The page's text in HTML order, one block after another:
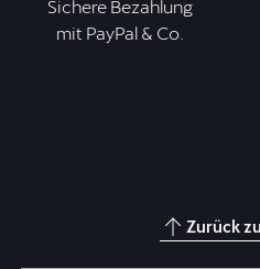
Sichere Bezahlung
mit PayPal & Co.
Zurück